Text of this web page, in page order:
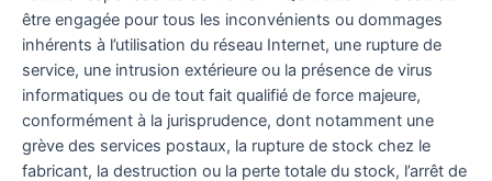
être engagée pour tous les inconvénients ou dommages
inhérents à l’utilisation du réseau Internet, une rupture de
service, une intrusion extérieure ou la présence de virus
informatiques ou de tout fait qualifié de force majeure,
conformément à la jurisprudence, dont notamment une
grève des services postaux, la rupture de stock chez le
fabricant, la destruction ou la perte totale du stock, l’arrêt de